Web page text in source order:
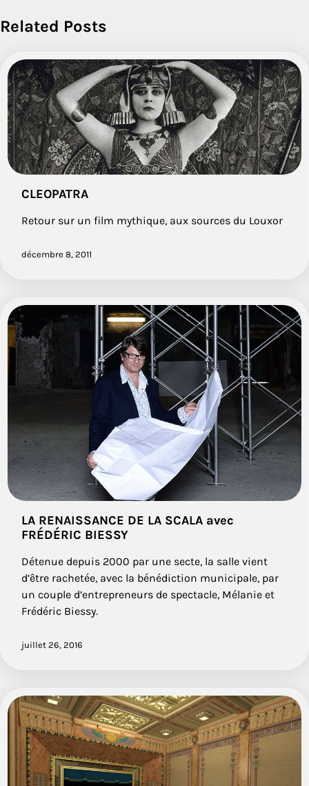
Related Posts
CLEOPATRA
Retour sur un film mythique, aux sources du Louxor
décembre 8, 2011
LA RENAISSANCE DE LA SCALA avec
FRÉDÉRIC BIESSY
Détenue depuis 2000 par une secte, la salle vient
d’être rachetée, avec la bénédiction municipale, par
un couple d’entrepreneurs de spectacle, Mélanie et
Frédéric Biessy.
juillet 26, 2016